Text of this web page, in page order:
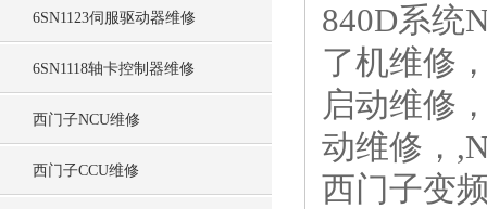
6SN1123伺服驱动器维修
6SN1118轴卡控制器维修
西门子NCU维修
西门子CCU维修
840D系统
了机维修
启动维修
动维修，
西门子变